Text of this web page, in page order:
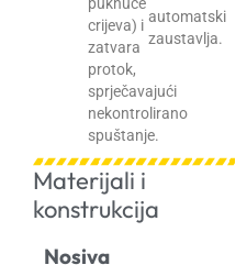
crijeva) i
zatvara
protok,
sprječavajući
nekontrolirano
spuštanje.
automatski
zaustavlja.
Materijali i
konstrukcija
Nosiva